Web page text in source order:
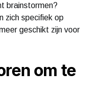
brainstormen?
zich specifiek op
geschikt zijn voor
om te